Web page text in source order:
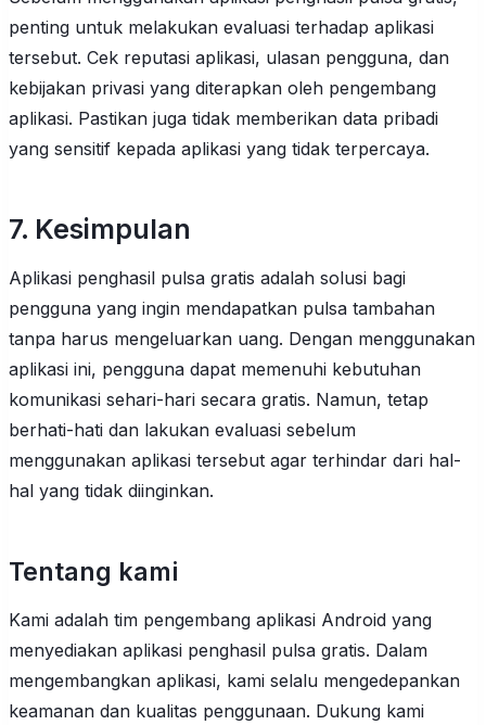
penting untuk melakukan evaluasi terhadap aplikasi
tersebut. Cek reputasi aplikasi, ulasan pengguna, dan
kebijakan privasi yang diterapkan oleh pengembang
aplikasi. Pastikan juga tidak memberikan data pribadi
yang sensitif kepada aplikasi yang tidak terpercaya.
7. Kesimpulan
Aplikasi penghasil pulsa gratis adalah solusi bagi
pengguna yang ingin mendapatkan pulsa tambahan
tanpa harus mengeluarkan uang. Dengan menggunakan
aplikasi ini, pengguna dapat memenuhi kebutuhan
komunikasi sehari-hari secara gratis. Namun, tetap
berhati-hati dan lakukan evaluasi sebelum
menggunakan aplikasi tersebut agar terhindar dari hal-
hal yang tidak diinginkan.
Tentang kami
Kami adalah tim pengembang aplikasi Android yang
menyediakan aplikasi penghasil pulsa gratis. Dalam
mengembangkan aplikasi, kami selalu mengedepankan
keamanan dan kualitas penggunaan. Dukung kami